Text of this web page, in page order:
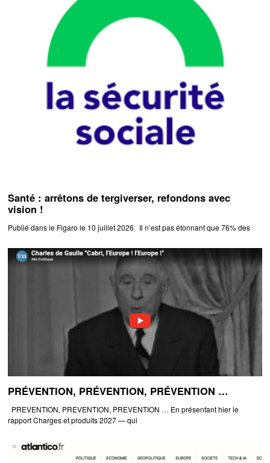
Santé : arrêtons de tergiverser, refondons avec
vision !
Publié dans le Figaro le 10 juillet 2026 Il n’est pas étonnant que 76% des
PRÉVENTION, PRÉVENTION, PRÉVENTION …
PREVENTION, PREVENTION, PREVENTION … En présentant hier le
rapport Charges et produits 2027 — qui